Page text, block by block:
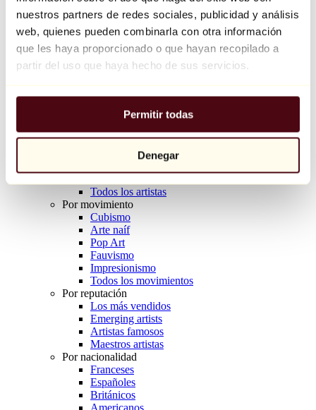
nuestros partners de redes sociales, publicidad y análisis
web, quienes pueden combinarla con otra información
que les haya proporcionado o que hayan recopilado a
partir del uso que haya hecho de sus servicios.
Permitir todas
Denegar
Balloon Dog (Orange)
Jeff Koons
10.000 €
Explorar
Todos los escultores
Todos los fotógrafos
Todos los artistas
Por movimiento
Cubismo
Arte naíf
Pop Art
Fauvismo
Impresionismo
Todos los movimientos
Por reputación
Los más vendidos
Emerging artists
Artistas famosos
Maestros artistas
Por nacionalidad
Franceses
Españoles
Británicos
Americanos